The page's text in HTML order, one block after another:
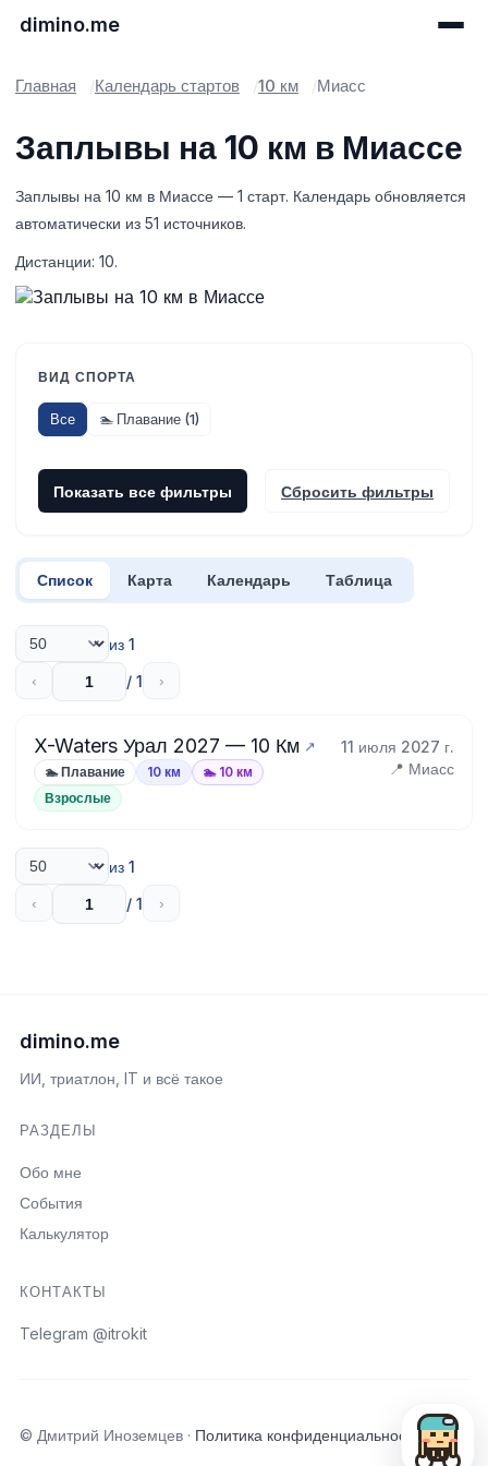
dimino.me
Главная Календарь стартов 10 км Миасс
Заплывы на 10 км в Миассе
Заплывы на 10 км в Миассе — 1 старт. Календарь обновляется
автоматически из 51 источников.
Дистанции: 10.
ВИД СПОРТА
Все 🏊 Плавание (1)
Показать все фильтры Сбросить фильтры
Список Карта Календарь Таблица
из 1
‹ / 1 ›
X-Waters Урал 2027 — 10 Км 11 июля 2027 г.
🏊 Плавание 10 км 🏊 10 км 📍 Миасс
Взрослые
из 1
‹ / 1 ›
dimino.me
ИИ, триатлон, IT и всё такое
РАЗДЕЛЫ
Обо мне
События
Калькулятор
КОНТАКТЫ
Telegram @itrokit
© Дмитрий Иноземцев · Политика конфиденциальности
Открыть